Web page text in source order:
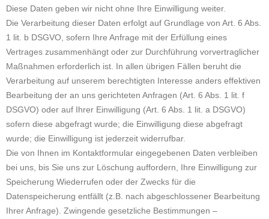
Diese Daten geben wir nicht ohne Ihre Einwilligung weiter.
Die Verarbeitung dieser Daten erfolgt auf Grundlage von Art. 6 Abs.
1 lit. b DSGVO, sofern Ihre Anfrage mit der Erfüllung eines
Vertrages zusammenhängt oder zur Durchführung vorvertraglicher
Maßnahmen erforderlich ist. In allen übrigen Fällen beruht die
Verarbeitung auf unserem berechtigten Interesse anders effektiven
Bearbeitung der an uns gerichteten Anfragen (Art. 6 Abs. 1 lit. f
DSGVO) oder auf Ihrer Einwilligung (Art. 6 Abs. 1 lit. a DSGVO)
sofern diese abgefragt wurde; die Einwilligung diese abgefragt
wurde; die Einwilligung ist jederzeit widerrufbar.
Die von Ihnen im Kontaktformular eingegebenen Daten verbleiben
bei uns, bis Sie uns zur Löschung auffordern, Ihre Einwilligung zur
Speicherung Wiederrufen oder der Zwecks für die
Datenspeicherung entfällt (z.B. nach abgeschlossener Bearbeitung
Ihrer Anfrage). Zwingende gesetzliche Bestimmungen –